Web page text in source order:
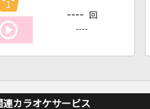
1
---- 回
----
連カラオケサービス